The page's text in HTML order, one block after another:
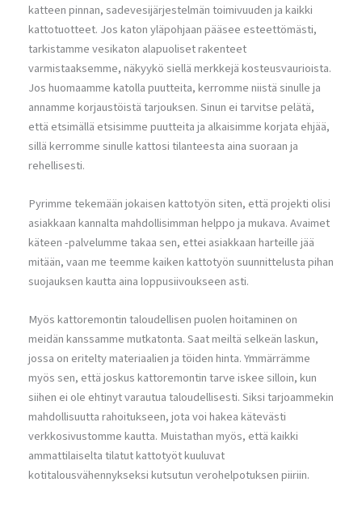
katteen pinnan, sadevesijärjestelmän toimivuuden ja kaikki
kattotuotteet. Jos katon yläpohjaan pääsee esteettömästi,
tarkistamme vesikaton alapuoliset rakenteet
varmistaaksemme, näkyykö siellä merkkejä kosteusvaurioista.
Jos huomaamme katolla puutteita, kerromme niistä sinulle ja
annamme korjaustöistä tarjouksen. Sinun ei tarvitse pelätä,
että etsimällä etsisimme puutteita ja alkaisimme korjata ehjää,
sillä kerromme sinulle kattosi tilanteesta aina suoraan ja
rehellisesti.
Pyrimme tekemään jokaisen kattotyön siten, että projekti olisi
asiakkaan kannalta mahdollisimman helppo ja mukava. Avaimet
käteen -palvelumme takaa sen, ettei asiakkaan harteille jää
mitään, vaan me teemme kaiken kattotyön suunnittelusta pihan
suojauksen kautta aina loppusiivoukseen asti.
Myös kattoremontin taloudellisen puolen hoitaminen on
meidän kanssamme mutkatonta. Saat meiltä selkeän laskun,
jossa on eritelty materiaalien ja töiden hinta. Ymmärrämme
myös sen, että joskus kattoremontin tarve iskee silloin, kun
siihen ei ole ehtinyt varautua taloudellisesti. Siksi tarjoammekin
mahdollisuutta rahoitukseen, jota voi hakea kätevästi
verkkosivustomme kautta. Muistathan myös, että kaikki
ammattilaiselta tilatut kattotyöt kuuluvat
kotitalousvähennykseksi kutsutun verohelpotuksen piiriin.